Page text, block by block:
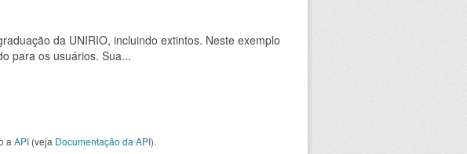
da UNIRIO, incluindo extintos. Neste exemplo
para os usuários. Sua...
a API (veja Documentação da API).